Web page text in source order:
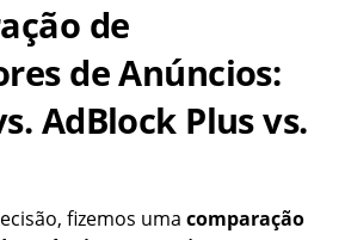
de
de Anúncios:
AdBlock Plus vs.
fizemos uma comparação